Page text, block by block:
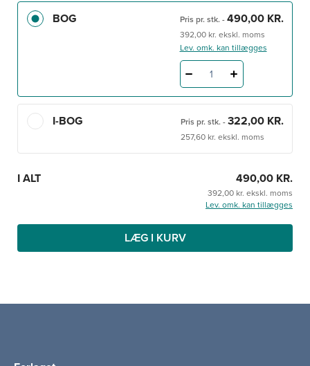
Målgruppen er primært fysioterapeutstuderende og
fysioterapeuter i praksis, men også andre med interesse
inden for området kan have stor gavn af at læse bogen.
BOG Pris pr. stk. - 490,00 KR.
392,00 kr. ekskl. moms
Lev. omk. kan tillægges
1
I-BOG Pris pr. stk. - 322,00 KR.
257,60 kr. ekskl. moms
I ALT 490,00 KR.
392,00 kr. ekskl. moms
Lev. omk. kan tillægges
LÆG I KURV